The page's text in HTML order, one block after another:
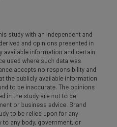
study with an independent and
and opinions presented in
available information and certain
used where such data was
accepts no responsibility and
the publicly available information
to be inaccurate. The opinions
in the study are not to be
or business advice. Brand
to be relied upon for any
to any body, government, or